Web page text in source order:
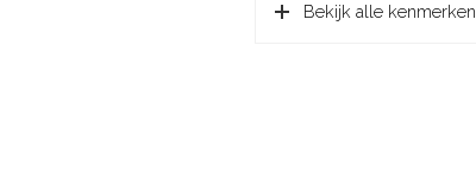
Bekijk alle kenmerken